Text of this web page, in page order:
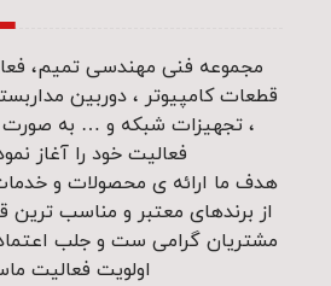
مجموعه فنی مهندسی تمیم،
قطعات کامپیوتر ، دوربین
، تجهیزات شبکه و … به صورت
فعالیت خود را آغاز
هدف ما ارائه ی محصولات و
از برندهای معتبر و مناسب
مشتریان گرامی ست و جلب
اولویت فعالیت